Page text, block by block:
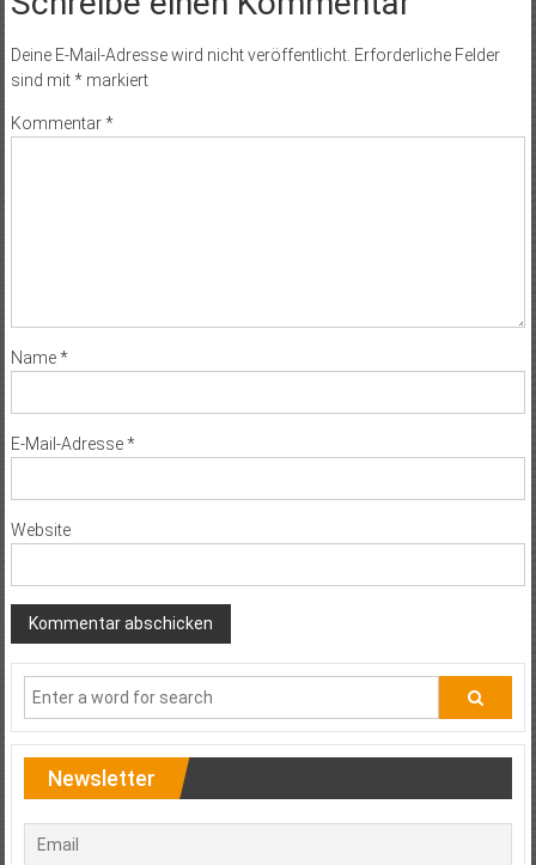
Deine E-Mail-Adresse wird nicht veröffentlicht. Erforderliche Felder
sind mit*markiert
Kommentar*
Name*
E-Mail-Adresse*
Website
Newsletter